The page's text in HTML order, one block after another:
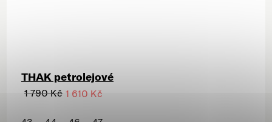
THAK petrolejové
1 790 Kč 1 610 Kč